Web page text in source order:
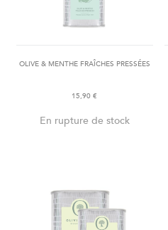
OLIVE & MENTHE FRAÎCHES PRESSÉES
15,90 €
En rupture de stock